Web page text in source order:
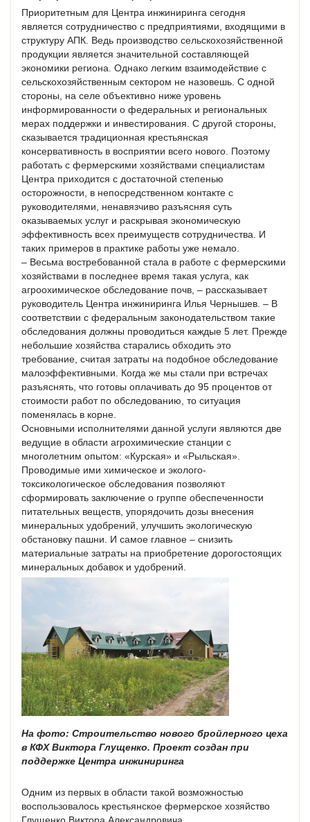
Приоритетным для Центра инжиниринга сегодня
является сотрудничество с предприятиями, входящими в
структуру АПК. Ведь производство сельскохозяйственной
продукции является значительной составляющей
экономики региона. Однако легким взаимодействие с
сельскохозяйственным сектором не назовешь. С одной
стороны, на селе объективно ниже уровень
информированности о федеральных и региональных
мерах поддержки и инвестирования. С другой стороны,
сказывается традиционная крестьянская
консервативность в восприятии всего нового. Поэтому
работать с фермерскими хозяйствами специалистам
Центра приходится с достаточной степенью
осторожности, в непосредственном контакте с
руководителями, ненавязчиво разъясняя суть
оказываемых услуг и раскрывая экономическую
эффективность всех преимуществ сотрудничества. И
таких примеров в практике работы уже немало.
– Весьма востребованной стала в работе с фермерскими
хозяйствами в последнее время такая услуга, как
агроохимическое обследование почв, – рассказывает
руководитель Центра инжиниринга Илья Чернышев. – В
соответствии с федеральным законодательством такие
обследования должны проводиться каждые 5 лет. Прежде
небольшие хозяйства старались обходить это
требование, считая затраты на подобное обследование
малоэффективными. Когда же мы стали при встречах
разъяснять, что готовы оплачивать до 95 процентов от
стоимости работ по обследованию, то ситуация
поменялась в корне.
Основными исполнителями данной услуги являются две
ведущие в области агрохимические станции с
многолетним опытом: «Курская» и «Рыльская».
Проводимые ими химическое и эколого-
токсикологическое обследования позволяют
сформировать заключение о группе обеспеченности
питательных веществ, упорядочить дозы внесения
минеральных удобрений, улучшить экологическую
обстановку пашни. И самое главное – снизить
материальные затраты на приобретение дорогостоящих
минеральных добавок и удобрений.
На фото: Строительство нового бройлерного цеха
в КФХ Виктора Глущенко. Проект создан при
поддержке Центра инжиниринга
Одним из первых в области такой возможностью
воспользовалось крестьянское фермерское хозяйство